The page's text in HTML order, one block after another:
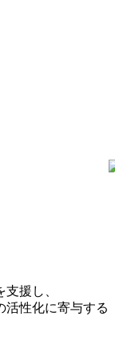
援し、
活性化に寄与する